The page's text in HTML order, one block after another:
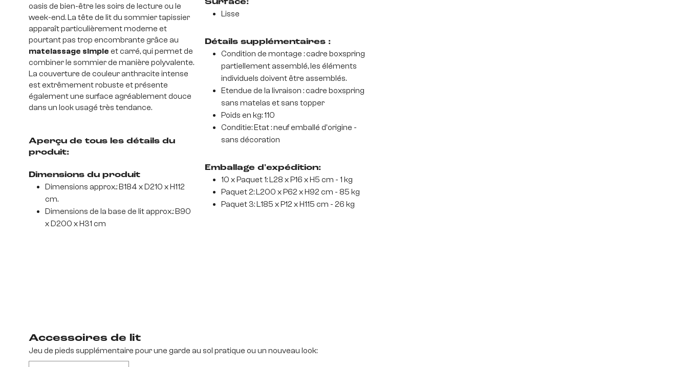
oasis de bien-être les soirs de lecture ou le
week-end. La tête de lit du sommier tapissier
apparaît particulièrement moderne et
pourtant pas trop encombrante grâce au
matelassage simple et carré, qui permet de
combiner le sommier de manière polyvalente.
La couverture de couleur anthracite intense
est extrêmement robuste et présente
également une surface agréablement douce
dans un look usagé très tendance.
Aperçu de tous les détails du
produit:
Dimensions du produit
Dimensions approx.: B184 x D210 x H112
cm.
Dimensions de la base de lit approx.: B90
x D200 x H31 cm
Surface:
Lisse
Détails supplémentaires :
Condition de montage : cadre boxspring
partiellement assemblé, les éléments
individuels doivent être assemblés.
Etendue de la livraison : cadre boxspring
sans matelas et sans topper
Poids en kg: 110
Conditie: Etat : neuf emballé d'origine -
sans décoration
Emballage d'expédition:
10 x Paquet 1: L28 x P16 x H5 cm - 1 kg
Paquet 2: L200 x P62 x H92 cm - 85 kg
Paquet 3: L185 x P12 x H115 cm - 26 kg
Accessoires de lit
Jeu de pieds supplémentaire pour une garde au sol pratique ou un nouveau look: